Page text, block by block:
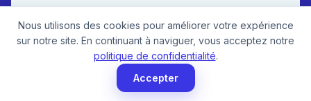
Questions fréquentes — Plomberie Belgique
Combien coûte un débouchage d'urgence à Bruxelles ?
Nous utilisons des cookies pour améliorer votre expérience
sur notre site. En continuant à naviguer, vous acceptez notre
politique de confidentialité
Accepter